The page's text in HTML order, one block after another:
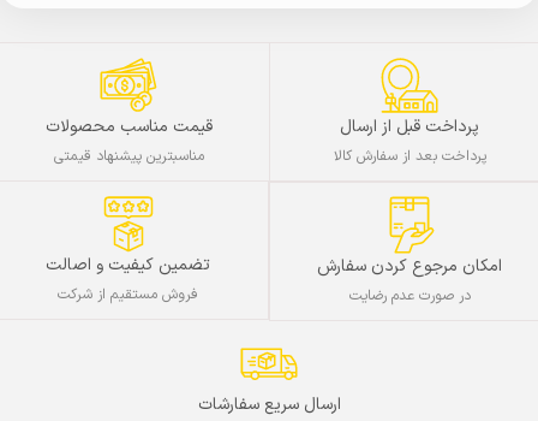
پرداخت قبل از ارسال
پرداخت بعد از سفارش کالا
قیمت مناسب محصولات
مناسبترین پیشنهاد قیمتی
امکان مرجوع کردن سفارش
در صورت عدم رضایت
تضمین کیفیت و اصالت
فروش مستقیم از شرکت
ارسال سریع سفارشات